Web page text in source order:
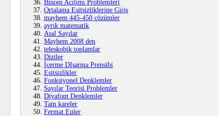
Binom Açılımı Problemleri
Ortalama Eşitsizliklerine Giriş
mayhem 445-450 çözümler
ayrık matematik
Asal Sayılar
Mayhem 2008 den
teleskobik toplamlar
Diziler
İçerme DIşarma Prensibi
Eşitsizlikler
Fonksiyonel Denklemler
Sayılar Teorisi Problemler
Diyafont Denklemler
Tam kareler
Fermat Euler